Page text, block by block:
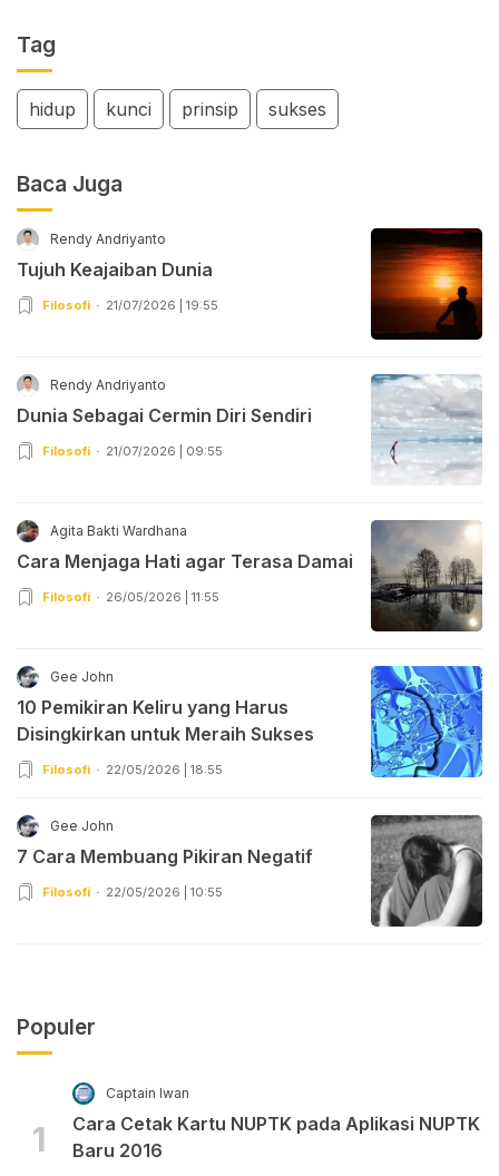
Tag
hidup kunci prinsip sukses
Baca Juga
Rendy Andriyanto
Tujuh Keajaiban Dunia
Filosofi 21/07/2026 | 19:55
Rendy Andriyanto
Dunia Sebagai Cermin Diri Sendiri
Filosofi 21/07/2026 | 09:55
Agita Bakti Wardhana
Cara Menjaga Hati agar Terasa Damai
Filosofi 26/05/2026 | 11:55
Gee John
10 Pemikiran Keliru yang Harus
Disingkirkan untuk Meraih Sukses
Filosofi 22/05/2026 | 18:55
Gee John
7 Cara Membuang Pikiran Negatif
Filosofi 22/05/2026 | 10:55
Populer
1
Captain Iwan
Cara Cetak Kartu NUPTK pada Aplikasi NUPTK
Baru 2016